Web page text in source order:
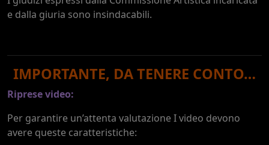
e dalla giuria sono insindacabili.
IMPORTANTE, DA TENERE CONTO…
Riprese video:
Per garantire un’attenta valutazione I video devono
avere queste caratteristiche: